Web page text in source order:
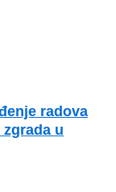
radova
u